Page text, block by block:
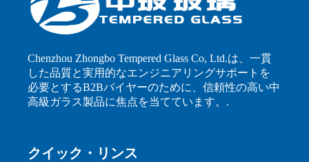
Chenzhou Zhongbo Tempered Glass Co, Ltd.は、一貫
した品質と実用的なエンジニアリングサポートを
必要とするB2Bバイヤーのために、信頼性の高い中
高級ガラス製品に焦点を当てています。.
クイック・リンス